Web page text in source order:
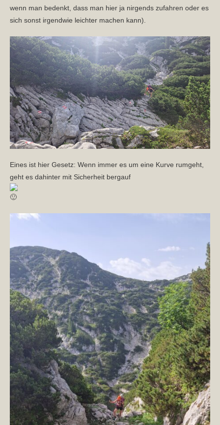
wenn man bedenkt, dass man hier ja nirgends zufahren oder es
sich sonst irgendwie leichter machen kann).
Eines ist hier Gesetz: Wenn immer es um eine Kurve rumgeht,
geht es dahinter mit Sicherheit bergauf